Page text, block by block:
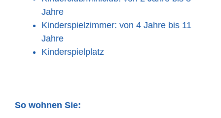
Jahre
Kinderspielzimmer: von 4 Jahre bis 11
Jahre
Kinderspielplatz
So wohnen Sie: